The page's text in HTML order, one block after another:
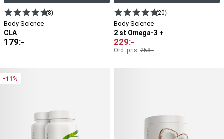
(8)
Body Science
CLA
179:-
(20)
Body Science
2 st Omega-3 +
229:-
Ord. pris: 258:-
-11%